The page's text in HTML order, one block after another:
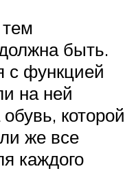
быть.
с функцией
на ней
которой
же все
каждого